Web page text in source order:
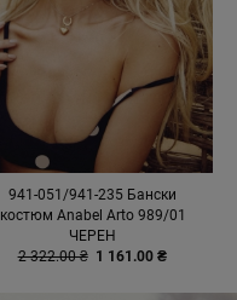
941-051/941-235 Бански
костюм Anabel Arto 989/01
ЧЕРЕН
2 322.00 ₴ 1 161.00 ₴